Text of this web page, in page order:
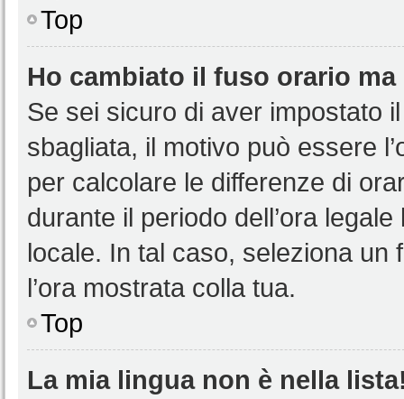
Top
Ho cambiato il fuso orario ma
Se sei sicuro di aver impostato
sbagliata, il motivo può essere
per calcolare le differenze di
durante il periodo dell’ora
locale. In tal caso, seleziona
l’ora mostrata colla tua.
Top
La mia lingua non è nella